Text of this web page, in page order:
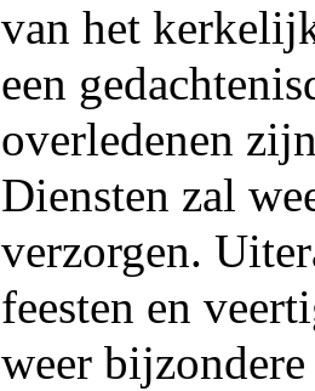
van het
een
overledenen
Diensten zal
verzorgen.
feesten en
weer